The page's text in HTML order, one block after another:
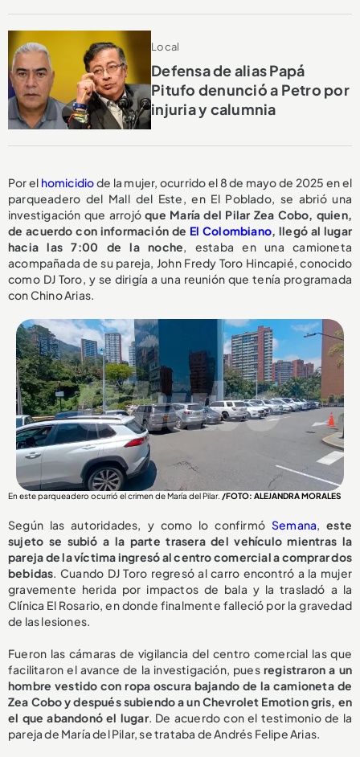
Local
Defensa de alias Papá
Pitufo denunció a Petro por
injuria y calumnia
Por el homicidiode la mujer, ocurrido el 8 de mayo de 2025 en el
parqueadero del Mall del Este, en El Poblado, se abrió una
investigación que arrojóque María del Pilar Zea Cobo, quien,
de acuerdo con información de El Colombiano, llegó al lugar
hacia las 7:00 de la noche, estaba en una camioneta
acompañada de su pareja, John Fredy Toro Hincapié, conocido
como DJ Toro, y se dirigía a una reunión que tenía programada
con Chino Arias.
En este parqueadero ocurrió el crimen de María del Pilar. /FOTO: ALEJANDRA MORALES
Según las autoridades, y como lo confirmó Semana,este
sujeto se subió a la parte trasera del vehículo mientras la
pareja de la víctima ingresó al centro comercial a comprar dos
bebidas. Cuando DJ Toro regresó al carro encontró a la mujer
gravemente herida por impactos de bala y la trasladó a la
Clínica El Rosario, en donde finalmente falleció por la gravedad
de las lesiones.
Fueron las cámaras de vigilancia del centro comercial las que
facilitaron el avance de la investigación, pues registraron a un
hombre vestido con ropa oscura bajando de la camioneta de
Zea Cobo y después subiendo a un Chevrolet Emotion gris, en
el que abandonó el lugar. De acuerdo con el testimonio de la
pareja de María del Pilar, se trataba de Andrés Felipe Arias.